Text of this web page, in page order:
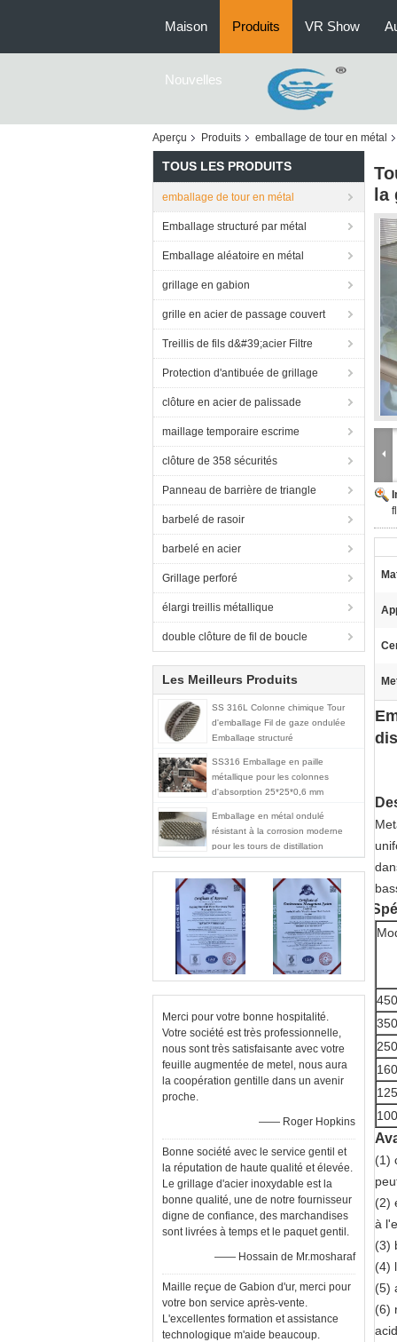
Maison Produits VR Show
Nouvelles
Aperçu Produits emballage de tour en métal
TOUS LES PRODUITS
emballage de tour en métal
Emballage structuré par métal
Emballage aléatoire en métal
grillage en gabion
grille en acier de passage couvert
Treillis de fils d&#39;acier Filtre
Protection d'antibuée de grillage
clôture en acier de palissade
maillage temporaire escrime
clôture de 358 sécurités
Panneau de barrière de triangle
barbelé de rasoir
barbelé en acier
Grillage perforé
élargi treillis métallique
double clôture de fil de boucle
Les Meilleurs Produits
SS 316L Colonne chimique Tour
d'emballage Fil de gaze ondulée
Emballage structuré
SS316 Emballage en paille
métallique pour les colonnes
d'absorption 25*25*0,6 mm
Emballage en métal ondulé
résistant à la corrosion moderne
pour les tours de distillation
Merci pour votre bonne hospitalité.
Votre société est très professionnelle,
nous sont très satisfaisante avec votre
feuille augmentée de metel, nous aura
la coopération gentille dans un avenir
proche.
—— Roger Hopkins
Bonne société avec le service gentil et
la réputation de haute qualité et élevée.
Le grillage d'acier inoxydable est la
bonne qualité, une de notre fournisseur
digne de confiance, des marchandises
sont livrées à temps et le paquet gentil.
—— Hossain de Mr.mosharaf
Maille reçue de Gabion d'ur, merci pour
votre bon service après-vente.
L'excellentes formation et assistance
technologique m'aide beaucoup.
la
(1)
(2)
à
(3)
(4)
(5)
(6)